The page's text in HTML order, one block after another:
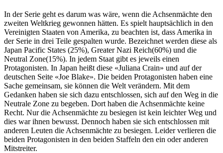
In der Serie geht es darum was wäre, wenn die Achsenmächte den
zweiten Weltkrieg gewonnen hätten. Es spielt hauptsächlich in den
Vereinigten Staaten von Amerika, zu beachten ist, dass Amerika in
der Serie in drei Teile gespalten wurde. Bezeichnet werden diese als
Japan Pacific States (25%), Greater Nazi Reich(60%) und die
Neutral Zone(15%). In jedem Staat gibt es jeweils einen
Protagonisten. In Japan heißt diese «Juliana Crain» und auf der
deutschen Seite «Joe Blake». Die beiden Protagonisten haben eine
Sache gemeinsam, sie können die Welt verändern. Mit dem
Gedanken haben sie sich dazu entschlossen, sich auf den Weg in die
Neutrale Zone zu begeben. Dort haben die Achsenmächte keine
Recht. Nur die Achsenmächte zu besiegen ist kein leichter Weg und
dies war ihnen bewusst. Dennoch haben sie sich entschlossen mit
anderen Leuten die Achsenmächte zu besiegen. Leider verlieren die
beiden Protagonisten in den beiden Staffeln den ein oder anderen
Mitstreiter.